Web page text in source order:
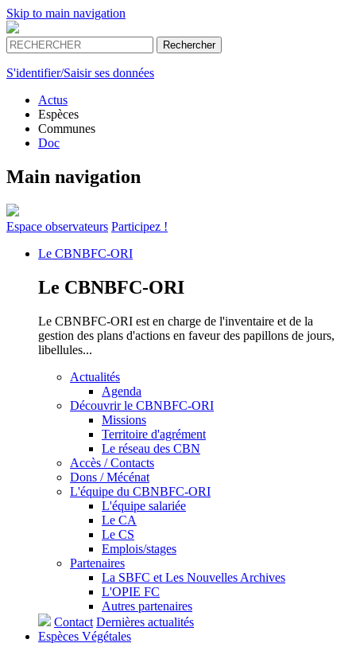
Skip to main navigation
S'identifier/Saisir ses données
Actus
Espèces
Communes
Doc
Main navigation
Espace observateurs Participez !
Le CBNBFC-ORI
Le CBNBFC-ORI
Le CBNBFC-ORI est en charge de l'inventaire et de la
gestion des plans d'actions en faveur des papillons de jours,
libellules...
Actualités
Agenda
Découvrir le CBNBFC-ORI
Missions
Territoire d'agrément
Le réseau des CBN
Accès / Contacts
Dons / Mécénat
L'équipe du CBNBFC-ORI
L'équipe salariée
Le CA
Le CS
Emplois/stages
Partenaires
La SBFC et Les Nouvelles Archives
L'OPIE FC
Autres partenaires
Contact Dernières actualités
Espèces Végétales